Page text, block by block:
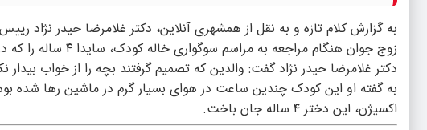
به گزارش کلام تازه و به نقل از همشهری آنلاین، دکتر غلامرضا حیدر نژاد
زوج جوان هنگام مراجعه به مراسم سوگواری خاله کودک، سایدا ۴ ساله را که در ماشین خواب بود جا می گذارند.
دکتر غلامرضا حیدر نژاد گفت: والدین که تصمیم گرفتند بچه را از خواب
به گفته او این کودک چندین ساعت در هوای بسیار گرم در ماشین رها شده
اکسیژن، این دختر ۴ ساله جان باخت.